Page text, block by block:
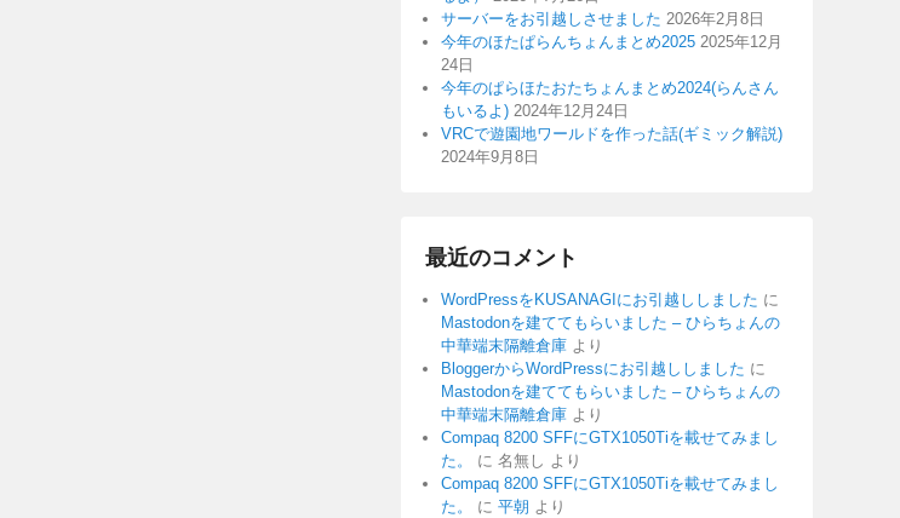
サーバーをお引越しさせました 2026年2月8日
今年のほたぱらんちょんまとめ2025 2025年12月
24日
今年のぱらほたおたちょんまとめ2024(らんさん
もいるよ) 2024年12月24日
VRCで遊園地ワールドを作った話(ギミック解説)
2024年9月8日
最近のコメント
WordPressをKUSANAGIにお引越ししました に
Mastodonを建ててもらいました – ひらちょんの
中華端末隔離倉庫 より
BloggerからWordPressにお引越ししました に
Mastodonを建ててもらいました – ひらちょんの
中華端末隔離倉庫 より
Compaq 8200 SFFにGTX1050Tiを載せてみまし
た。
に 名無し より
Compaq 8200 SFFにGTX1050Tiを載せてみまし
た。
に 平朝 より